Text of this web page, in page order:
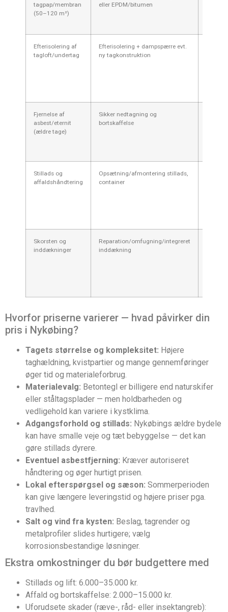
tagpap/membran
(50–120 m²)
eller EPDM/bitumen
Efterisolering af
tagloft/undertag
Efterisolering + dampspærre evt.
ny tagkonstruktion
Fjernelse af
asbest/eternit
(ældre tage)
Sikker nedtagning og
bortskaffelse
Stillads og
affaldshåndtering
Opsætning/afmontering stillads,
container
Skorsten og
inddækninger
Reparation/omfugning/integreret
inddækning
Hvorfor priserne varierer — hvad påvirker din
pris i Nykøbing?
Tagets størrelse og kompleksitet: Højere
taghældning, kvistpartier og mange gennemføringer
øger tid og materialeforbrug.
Materialevalg: Betontegl er billigere end naturskifer
eller ståltagsplader — men holdbarheden og
vedligehold kan variere i kystklima.
Adgangsforhold og stillads: Nykøbings ældre bydele
kan have smalle veje og tæt bebyggelse — det kan
gøre stillads dyrere.
Eventuel asbestfjerning: Kræver autoriseret
håndtering og øger hurtigt prisen.
Lokal efterspørgsel og sæson: Sommerperioden
kan give længere leveringstid og højere priser pga.
travlhed.
Salt og vind fra kysten: Beslag, tagrender og
metalprofiler slides hurtigere; vælg
korrosionsbestandige løsninger.
Ekstra omkostninger du bør budgettere med
Stillads og lift: 6.000–35.000 kr.
Affald og bortskaffelse: 2.000–15.000 kr.
Uforudsete skader (ræve-, råd- eller insektangreb):